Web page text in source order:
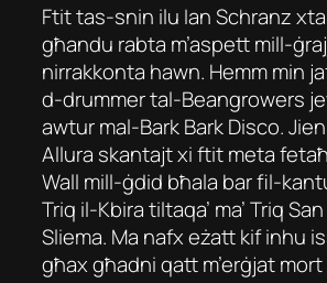
Ftit tas-snin ilu Ian Schranz
għandu rabta m’aspett mill-
nirrakkonta hawn. Hemm min
d-drummer tal-Beangrowers
awtur mal-Bark Bark Disco.
Allura skantajt xi ftit meta
Wall mill-ġdid bħala bar fil-
Triq il-Kbira tiltaqa’ ma’ Triq
Sliema. Ma nafx eżatt kif inhu
għax għadni qatt m’erġjat